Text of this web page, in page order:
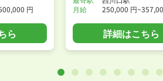
円
ら
月給
250,000 円
詳細はこちら